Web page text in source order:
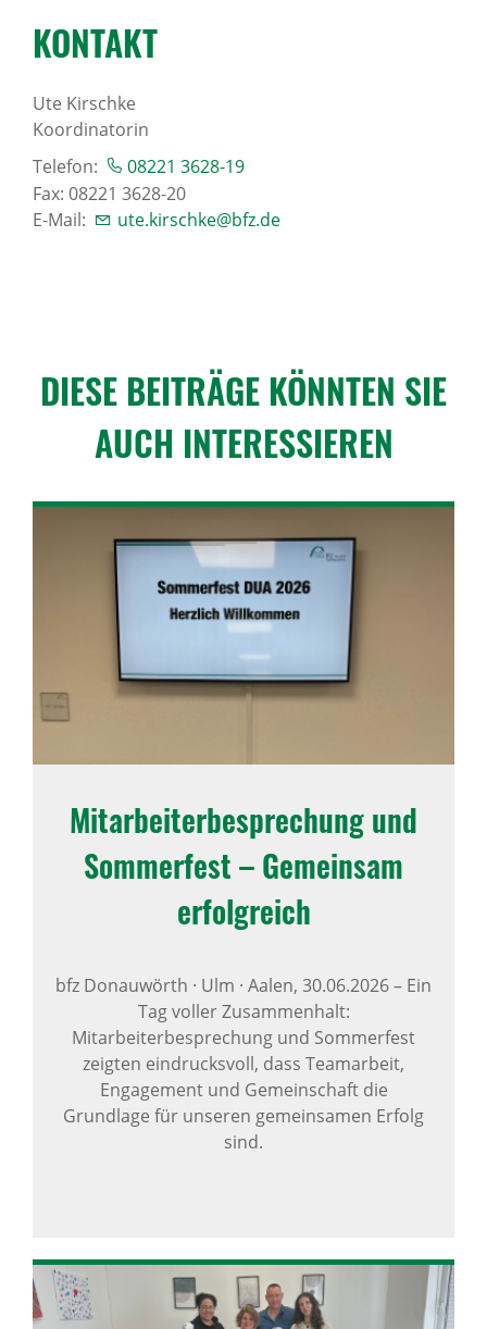
KONTAKT
Ute Kirschke
Koordinatorin
Telefon:
08221 3628-19
Fax: 08221 3628-20
E-Mail:
ute.kirschke@bfz.de
DIESE BEITRÄGE KÖNNTEN SIE
AUCH INTER­ES­SIEREN
Mitar­bei­ter­be­spre­chung und
Sommer­fest – Gemeinsam
erfolg­reich
bfz Donauwörth · Ulm · Aalen, 30.06.2026– Ein
Tag voller Zusammenhalt:
Mitarbeiterbesprechung und Sommerfest
zeigten eindrucksvoll, dass Teamarbeit,
Engagement und Gemeinschaft die
Grundlage für unseren gemeinsamen Erfolg
sind.